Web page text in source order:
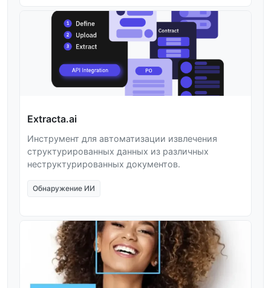
Extracta.ai
Инструмент для автоматизации извлечения
структурированных данных из различных
неструктурированных документов.
Обнаружение ИИ